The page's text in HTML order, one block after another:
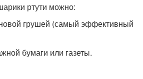
ртути можно:
грушей (самый эффективный
бумаги или газеты.